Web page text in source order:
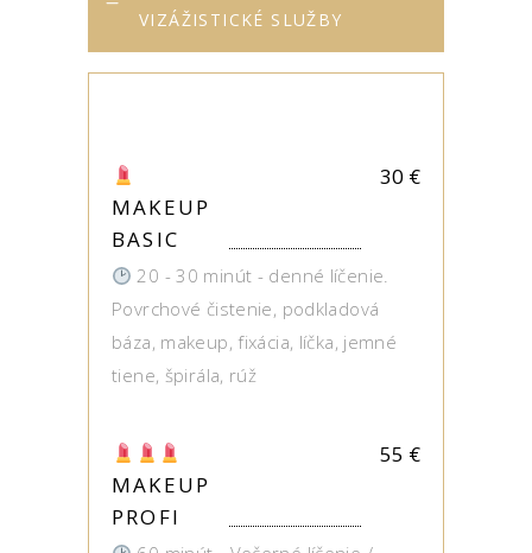
VIZÁŽISTICKÉ SLUŽBY
MAKEUP
BASIC
30 €
20 - 30 minút - denné líčenie.
Povrchové čistenie, podkladová
báza, makeup, fixácia, líčka, jemné
tiene, špirála, rúž
MAKEUP
PROFI
55 €